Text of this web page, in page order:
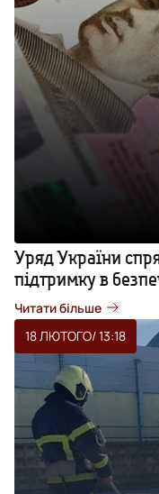
Уряд України
підтримку в
Читати більше
18 ЛЮТОГО/ 13:18